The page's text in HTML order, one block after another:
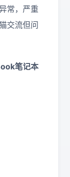
常，严重
交流但问
笔记本